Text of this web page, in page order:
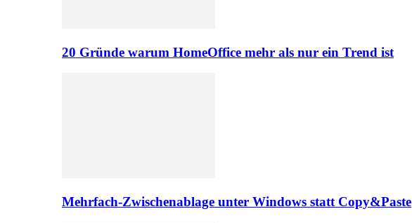
20 Gründe warum HomeOffice mehr als nur ein Trend ist
Mehrfach-Zwischenablage unter Windows statt Copy&Paste